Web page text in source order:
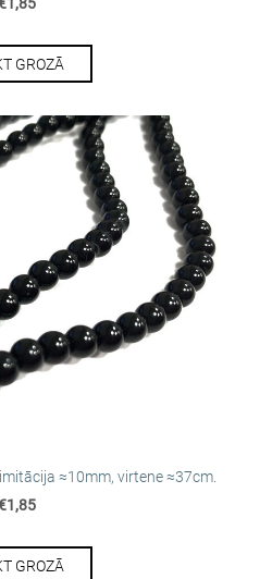
GROZĀ
≈10mm, virtene ≈37cm.
GROZĀ